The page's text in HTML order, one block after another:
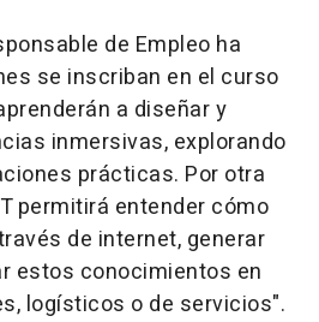
de Empleo ha
se inscriban en el curso
a diseñar y
inmersivas, explorando
prácticas. Por otra
permitirá entender cómo
de internet, generar
estos conocimientos en
logísticos o de servicios".